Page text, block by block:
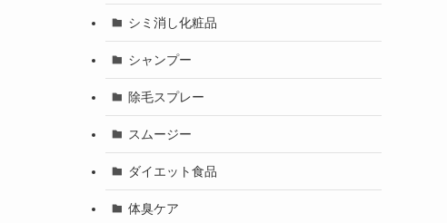
シミ消し化粧品
シャンプー
除毛スプレー
スムージー
ダイエット食品
体臭ケア